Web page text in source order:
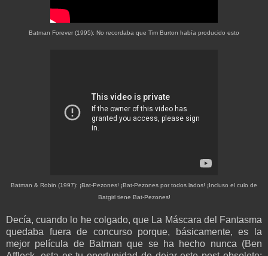
Batman Forever (1995): No recordaba que Tim Burton había producido esto
Batman & Robin (1997): ¡Bat-Pezones! ¡Bat-Pezones por todos lados! ¡Incluso el culo de
Batgirl tiene Bat-Pezones!
Decía, cuando lo he colgado, que La Máscara del Fantasma
quedaba fuera de concurso porque, básicamente, es la
mejor película de Batman que se ha hecho nunca (Ben